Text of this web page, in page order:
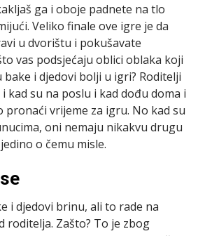
ga i oboje padnete na tlo
Veliko finale ove igre je da
u dvorištu i pokušavate
vas podsjećaju oblici oblaka koji
bake i djedovi bolji u igri? Roditelji
i kad su na poslu i kad dođu doma i
pronaći vrijeme za igru. No kad su
oni nemaju nikakvu drugu
o čemu misle.
i djedovi brinu, ali to rade na
roditelja. Zašto? To je zbog